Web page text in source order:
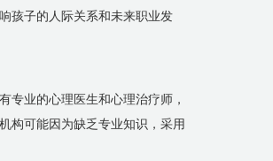
孩子的人际关系和未来职业发
专业的心理医生和心理治疗师，
构可能因为缺乏专业知识，采用